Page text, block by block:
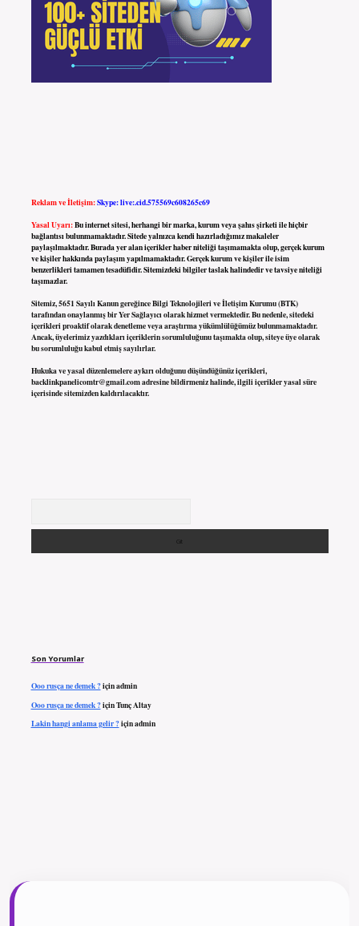
Reklam ve İletişim:Skype: live:.cid.575569c608265c69
Yasal Uyarı:Bu internet sitesi, herhangi bir marka, kurum veya şahıs şirketi ile hiçbir
bağlantısı bulunmamaktadır. Sitede yalnızca kendi hazırladığımız makaleler
paylaşılmaktadır. Burada yer alan içerikler haber niteliği taşımamakta olup, gerçek kurum
ve kişiler hakkında paylaşım yapılmamaktadır. Gerçek kurum ve kişiler ile isim
benzerlikleri tamamen tesadüfidir. Sitemizdeki bilgiler taslak halindedir ve tavsiye niteliği
taşımazlar.
Sitemiz, 5651 Sayılı Kanun gereğince Bilgi Teknolojileri ve İletişim Kurumu (BTK)
tarafından onaylanmış bir Yer Sağlayıcı olarak hizmet vermektedir. Bu nedenle, sitedeki
içerikleri proaktif olarak denetleme veya araştırma yükümlülüğümüz bulunmamaktadır.
Ancak, üyelerimiz yazdıkları içeriklerin sorumluluğunu taşımakta olup, siteye üye olarak
bu sorumluluğu kabul etmiş sayılırlar.
Hukuka ve yasal düzenlemelere aykırı olduğunu düşündüğünüz içerikleri,
backlinkpanelicomtr@gmail.comadresine bildirmeniz halinde, ilgili içerikler yasal süre
içerisinde sitemizden kaldırılacaktır.
Son Yorumlar
Ooo rusça ne demek ?içinadmin
Ooo rusça ne demek ?içinTunç Altay
Lakin hangi anlama gelir ?içinadmin